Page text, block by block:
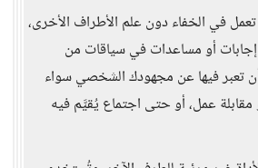
تعمل في الخفاء دون علم الأطراف الأخرى،
أو مساعدات في سياقات من
تعبر فيها عن مجهودك الشخصي سواء
مقابلة عمل، أو حتى اجتماع يُقيَّم فيه